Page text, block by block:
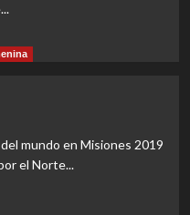
mundo en Misiones 2019
el Norte...